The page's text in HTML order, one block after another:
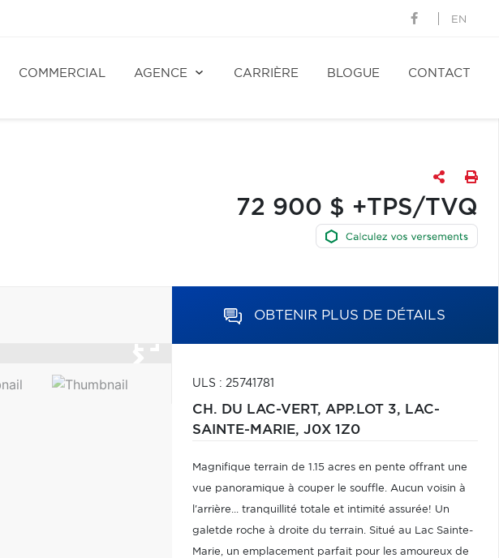
EN
COMMERCIAL AGENCE CARRIÈRE BLOGUE CONTACT
72 900 $ +TPS/TVQ
OBTENIR PLUS DE DÉTAILS
ULS : 25741781
CH. DU LAC-VERT, APP.LOT 3, LAC-
SAINTE-MARIE, J0X 1Z0
Magnifique terrain de 1.15 acres en pente offrant une
vue panoramique à couper le souffle. Aucun voisin à
l'arrière... tranquillité totale et intimité assurée! Un
galetde roche à droite du terrain. Situé au Lac Sainte-
Marie, un emplacement parfait pour les amoureux de